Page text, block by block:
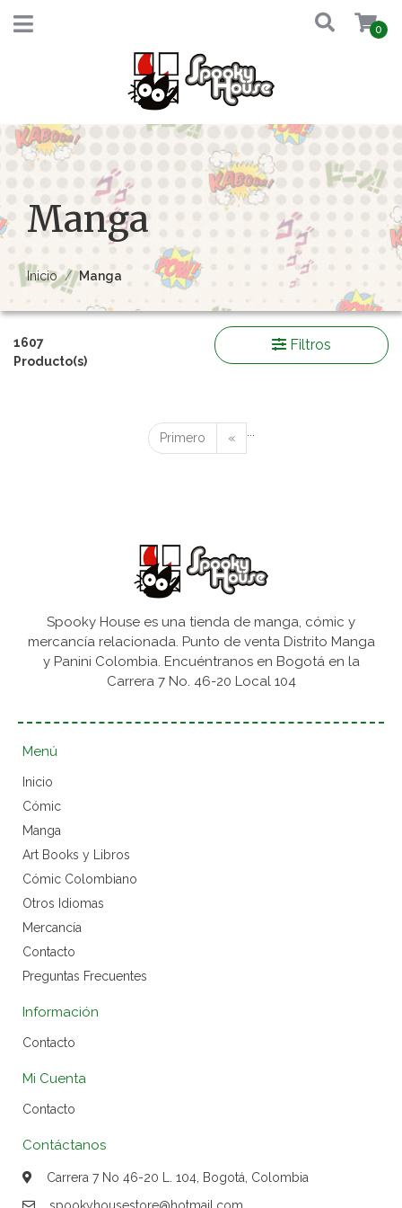
0
Manga
Inicio Manga
1607
Producto(s)
Filtros
Primero «
Spooky House es una tienda de manga, cómic y
mercancía relacionada. Punto de venta Distrito Manga
y Panini Colombia. Encuéntranos en Bogotá en la
Carrera 7 No. 46-20 Local 104
Menú
Inicio
Cómic
Manga
Art Books y Libros
Cómic Colombiano
Otros Idiomas
Mercancía
Contacto
Preguntas Frecuentes
Información
Contacto
Mi Cuenta
Contacto
Contáctanos
Carrera 7 No 46-20 L. 104, Bogotá, Colombia
spookyhousestore@hotmail.com